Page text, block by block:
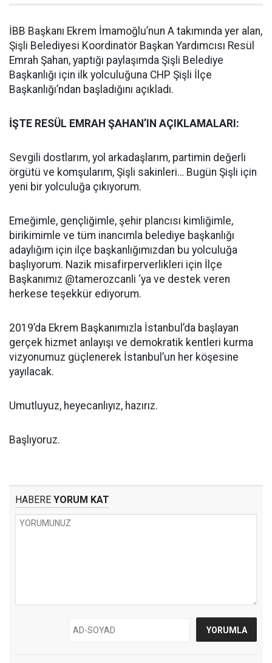
İBB Başkanı Ekrem İmamoğlu’nun A takımında yer alan,
Şişli Belediyesi Koordinatör Başkan Yardımcısı Resül
Emrah Şahan, yaptığı paylaşımda Şişli Belediye
Başkanlığı için ilk yolculuğuna CHP Şişli İlçe
Başkanlığı’ndan başladığını açıkladı.
İŞTE RESÜL EMRAH ŞAHAN’IN AÇIKLAMALARI:
Sevgili dostlarım, yol arkadaşlarım, partimin değerli
örgütü ve komşularım, Şişli sakinleri… Bugün Şişli için
yeni bir yolculuğa çıkıyorum.
Emeğimle, gençliğimle, şehir plancısı kimliğimle,
birikimimle ve tüm inancımla belediye başkanlığı
adaylığım için ilçe başkanlığımızdan bu yolculuğa
başlıyorum. Nazik misafirperverlikleri için İlçe
Başkanımız @tamerozcanli ‘ya ve destek veren
herkese teşekkür ediyorum.
2019’da Ekrem Başkanımızla İstanbul’da başlayan
gerçek hizmet anlayışı ve demokratik kentleri kurma
vizyonumuz güçlenerek İstanbul’un her köşesine
yayılacak.
Umutluyuz, heyecanlıyız, hazırız.
Başlıyoruz.
HABERE YORUM KAT